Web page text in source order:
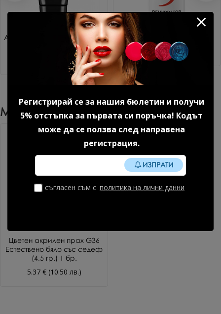
Регистрирай се за нашия бюлетин и получи
5% отстъпка за първата си поръчка! Кодът
може да се ползва след направена
регистрация.
ИЗПРАТИ
съгласен съм с политика на лични данни
Акригел Sparkle mood №1 15
14.85 € (29.04 лв.)
Дехидратор 15 мл.
8.18 € (16.00 лв.)
Може Да Харесате Още
Цветен акрилен прах G36
Естествено бяло със седеф
(4,5 гр.) 1 бр.
5.37 € (10.50 лв.)